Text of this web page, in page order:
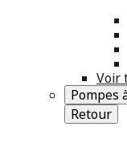
Voir
Pompes
Retour